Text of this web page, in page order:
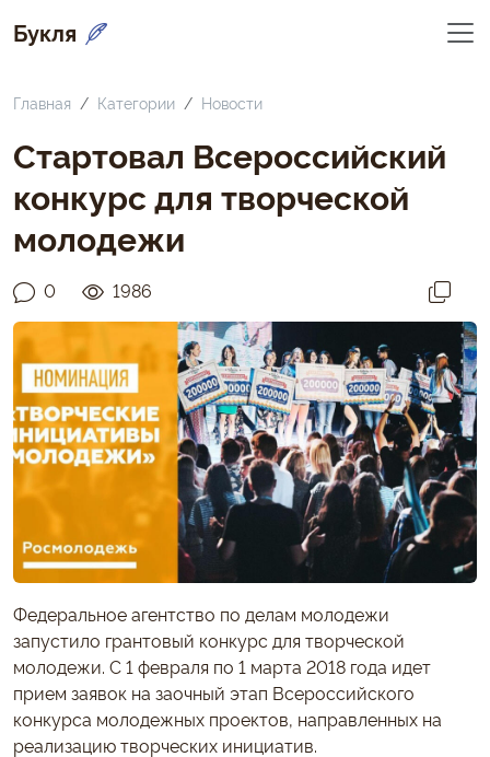
Букля
Главная Категории Новости
Стартовал Всероссийский
конкурс для творческой
молодежи
0 1986
Федеральное агентство по делам молодежи
запустило грантовый конкурс для творческой
молодежи. С 1 февраля по 1 марта 2018 года идет
прием заявок на заочный этап Всероссийского
конкурса молодежных проектов, направленных на
реализацию творческих инициатив.